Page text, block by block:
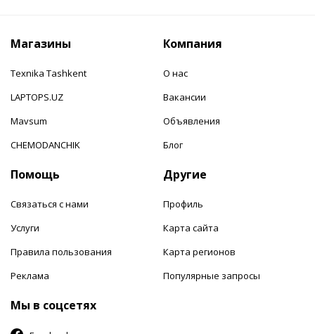
Магазины
Texnika Tashkent
LAPTOPS.UZ
Mavsum
CHEMODANCHIK
Компания
О нас
Вакансии
Объявления
Блог
Помощь
Связаться с нами
Услуги
Правила пользования
Реклама
Другие
Профиль
Карта сайта
Карта регионов
Популярные запросы
Мы в соцсетях